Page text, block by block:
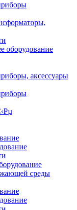
оборудование
аксессуары
среды